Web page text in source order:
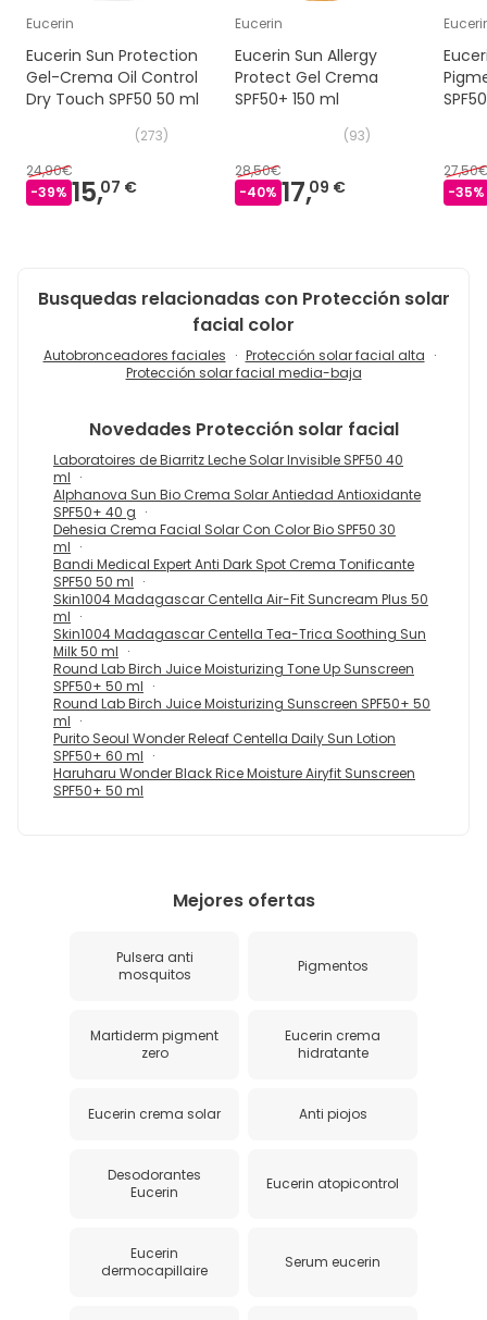
Eucerin
Eucerin Sun Protection
Gel-Crema Oil Control
Dry Touch SPF50 50 ml
(273)
24,90€
-39% 15,07 €
Eucerin
Eucerin Sun Allergy
Protect Gel Crema
SPF50+ 150 ml
(93)
28,50€
-40% 17,09 €
-35%
Busquedas relacionadas con Protección solar
facial color
Autobronceadores faciales
Protección solar facial alta
Protección solar facial media-baja
Novedades Protección solar facial
Laboratoires de Biarritz Leche Solar Invisible SPF50 40
ml
Alphanova Sun Bio Crema Solar Antiedad Antioxidante
SPF50+ 40 g
Dehesia Crema Facial Solar Con Color Bio SPF50 30
ml
Bandi Medical Expert Anti Dark Spot Crema Tonificante
SPF50 50 ml
Skin1004 Madagascar Centella Air-Fit Suncream Plus 50
ml
Skin1004 Madagascar Centella Tea-Trica Soothing Sun
Milk 50 ml
Round Lab Birch Juice Moisturizing Tone Up Sunscreen
SPF50+ 50 ml
Round Lab Birch Juice Moisturizing Sunscreen SPF50+ 50
ml
Purito Seoul Wonder Releaf Centella Daily Sun Lotion
SPF50+ 60 ml
Haruharu Wonder Black Rice Moisture Airyfit Sunscreen
SPF50+ 50 ml
Mejores ofertas
Pulsera anti
mosquitos
Pigmentos
Martiderm pigment
zero
Eucerin crema
hidratante
Eucerin crema solar Anti piojos
Desodorantes
Eucerin
Eucerin atopicontrol
Eucerin
dermocapillaire
Serum eucerin